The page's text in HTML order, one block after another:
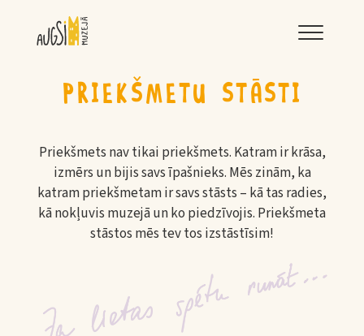
PRIEKŠMETU STĀSTI
Priekšmets nav tikai priekšmets. Katram ir krāsa,
izmērs un bijis savs īpašnieks. Mēs zinām, ka
katram priekšmetam ir savs stāsts – kā tas radies,
kā nokļuvis muzejā un ko piedzīvojis. Priekšmeta
stāstos mēs tev tos izstāstīsim!